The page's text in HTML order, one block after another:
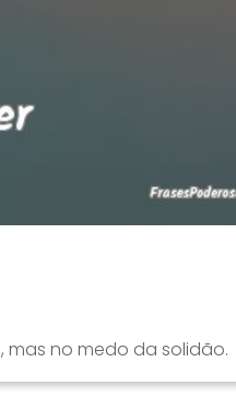
no medo da solidão.